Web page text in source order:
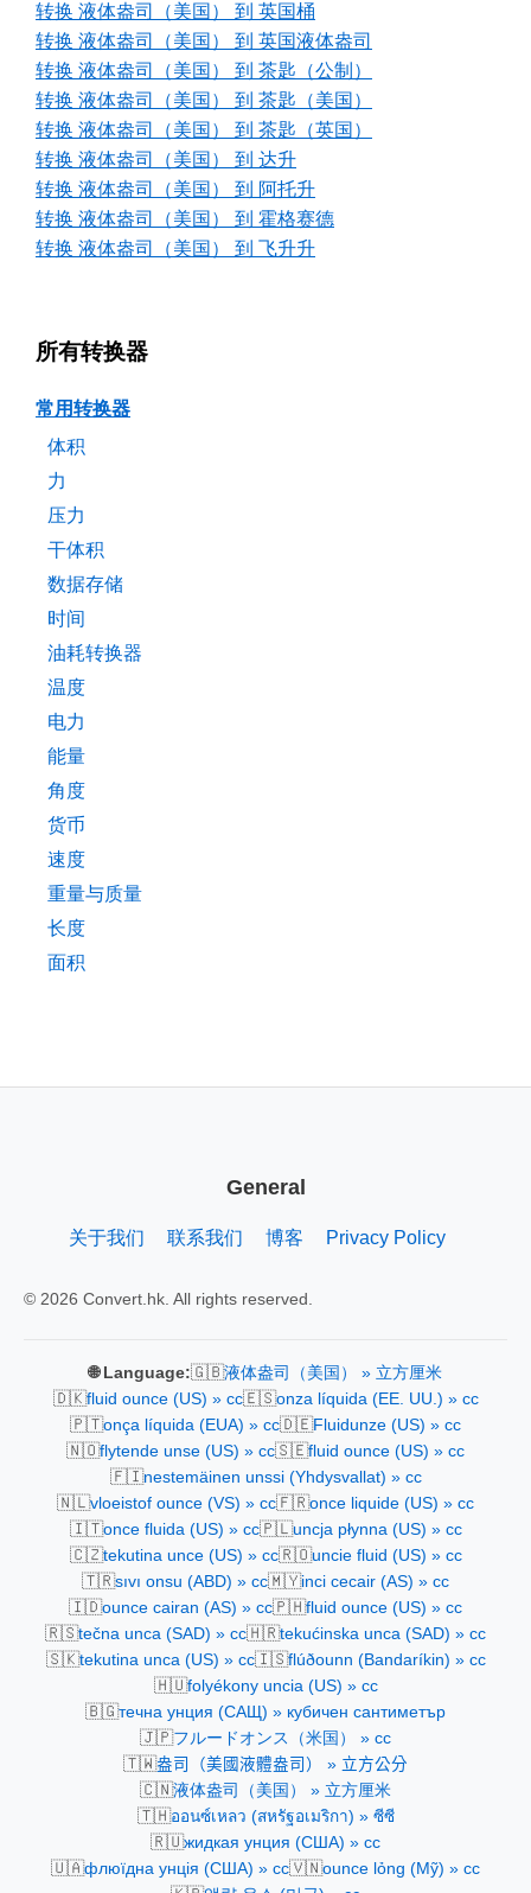
转换 液体盎司（美国） 到 英国桶
转换 液体盎司（美国） 到 英国液体盎司
转换 液体盎司（美国） 到 茶匙（公制）
转换 液体盎司（美国） 到 茶匙（美国）
转换 液体盎司（美国） 到 茶匙（英国）
转换 液体盎司（美国） 到 达升
转换 液体盎司（美国） 到 阿托升
转换 液体盎司（美国） 到 霍格赛德
转换 液体盎司（美国） 到 飞升升
所有转换器
常用转换器
体积
力
压力
干体积
数据存储
时间
油耗转换器
温度
电力
能量
角度
货币
速度
重量与质量
长度
面积
General
关于我们 联系我们 博客 Privacy Policy
© 2026 Convert.hk. All rights reserved.
🌐 Language:🇬🇧液体盎司（美国） » 立方厘米
🇩🇰fluid ounce (US) » cc🇪🇸onza líquida (EE. UU.) » cc
🇵🇹onça líquida (EUA) » cc🇩🇪Fluidunze (US) » cc
🇳🇴flytende unse (US) » cc🇸🇪fluid ounce (US) » cc
🇫🇮nestemäinen unssi (Yhdysvallat) » cc
🇳🇱vloeistof ounce (VS) » cc🇫🇷once liquide (US) » cc
🇮🇹once fluida (US) » cc🇵🇱uncja płynna (US) » cc
🇨🇿tekutina unce (US) » cc🇷🇴uncie fluid (US) » cc
🇹🇷sıvı onsu (ABD) » cc🇲🇾inci cecair (AS) » cc
🇮🇩ounce cairan (AS) » cc🇵🇭fluid ounce (US) » cc
🇷🇸tečna unca (SAD) » cc🇭🇷tekućinska unca (SAD) » cc
🇸🇰tekutina unca (US) » cc🇮🇸flúðounn (Bandaríkin) » cc
🇭🇺folyékony uncia (US) » cc
🇧🇬течна унция (САЩ) » кубичен сантиметър
🇯🇵フルードオンス（米国） » cc
🇹🇼盎司（美國液體盎司） » 立方公分
🇨🇳液体盎司（美国） » 立方厘米
🇹🇭ออนซ์เหลว (สหรัฐอเมริกา) » ซีซี
🇷🇺жидкая унция (США) » cc
🇺🇦флюїдна унція (США) » cc🇻🇳ounce lỏng (Mỹ) » cc